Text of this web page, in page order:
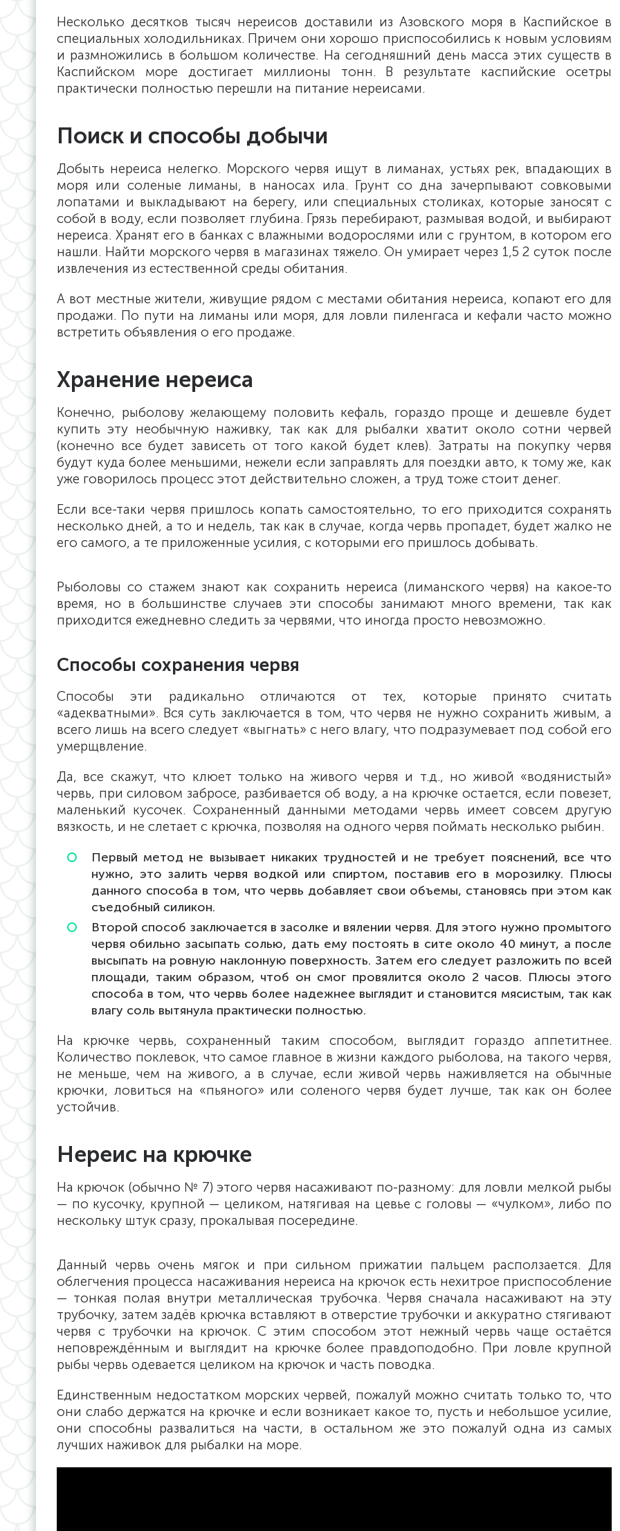
Несколько десятков тысяч нереисов доставили из Азовского моря в Каспийское в
специальных холодильниках. Причем они хорошо приспособились к новым условиям
и размножились в большом количестве. На сегодняшний день масса этих существ в
Каспийском море достигает миллионы тонн. В результате каспийские осетры
практически полностью перешли на питание нереисами.
Поиск и способы добычи
Добыть нереиса нелегко. Морского червя ищут в лиманах, устьях рек, впадающих в
моря или соленые лиманы, в наносах ила. Грунт со дна зачерпывают совковыми
лопатами и выкладывают на берегу, или специальных столиках, которые заносят с
собой в воду, если позволяет глубина. Грязь перебирают, размывая водой, и выбирают
нереиса. Хранят его в банках с влажными водорослями или с грунтом, в котором его
нашли. Найти морского червя в магазинах тяжело. Он умирает через 1,5 2 суток после
извлечения из естественной среды обитания.
А вот местные жители, живущие рядом с местами обитания нереиса, копают его для
продажи. По пути на лиманы или моря, для ловли пиленгаса и кефали часто можно
встретить объявления о его продаже.
Хранение нереиса
Конечно, рыболову желающему половить кефаль, гораздо проще и дешевле будет
купить эту необычную наживку, так как для рыбалки хватит около сотни червей
(конечно все будет зависеть от того какой будет клев). Затраты на покупку червя
будут куда более меньшими, нежели если заправлять для поездки авто, к тому же, как
уже говорилось процесс этот действительно сложен, а труд тоже стоит денег.
Если все-таки червя пришлось копать самостоятельно, то его приходится сохранять
несколько дней, а то и недель, так как в случае, когда червь пропадет, будет жалко не
его самого, а те приложенные усилия, с которыми его пришлось добывать.
Рыболовы со стажем знают как сохранить нереиса (лиманского червя) на какое-то
время, но в большинстве случаев эти способы занимают много времени, так как
приходится ежедневно следить за червями, что иногда просто невозможно.
Способы сохранения червя
Способы эти радикально отличаются от тех, которые принято считать
«адекватными». Вся суть заключается в том, что червя не нужно сохранить живым, а
всего лишь на всего следует «выгнать» с него влагу, что подразумевает под собой его
умерщвление.
Да, все скажут, что клюет только на живого червя и т.д., но живой «водянистый»
червь, при силовом забросе, разбивается об воду, а на крючке остается, если повезет,
маленький кусочек. Сохраненный данными методами червь имеет совсем другую
вязкость, и не слетает с крючка, позволяя на одного червя поймать несколько рыбин.
Первый метод не вызывает никаких трудностей и не требует пояснений, все что
нужно, это залить червя водкой или спиртом, поставив его в морозилку. Плюсы
данного способа в том, что червь добавляет свои объемы, становясь при этом как
съедобный силикон.
Второй способ заключается в засолке и вялении червя. Для этого нужно промытого
червя обильно засыпать солью, дать ему постоять в сите около 40 минут, а после
высыпать на ровную наклонную поверхность. Затем его следует разложить по всей
площади, таким образом, чтоб он смог провялится около 2 часов. Плюсы этого
способа в том, что червь более надежнее выглядит и становится мясистым, так как
влагу соль вытянула практически полностью.
На крючке червь, сохраненный таким способом, выглядит гораздо аппетитнее.
Количество поклевок, что самое главное в жизни каждого рыболова, на такого червя,
не меньше, чем на живого, а в случае, если живой червь наживляется на обычные
крючки, ловиться на «пьяного» или соленого червя будет лучше, так как он более
устойчив.
Нереис на крючке
На крючок (обычно № 7) этого червя насаживают по-разному: для ловли мелкой рыбы
— по кусочку, крупной — целиком, натягивая на цевье с головы — «чулком», либо по
нескольку штук сразу, прокалывая посередине.
Данный червь очень мягок и при сильном прижатии пальцем расползается. Для
облегчения процесса насаживания нереиса на крючок есть нехитрое приспособление
— тонкая полая внутри металлическая трубочка. Червя сначала насаживают на эту
трубочку, затем задёв крючка вставляют в отверстие трубочки и аккуратно стягивают
червя с трубочки на крючок. С этим способом этот нежный червь чаще остаётся
неповреждённым и выглядит на крючке более правдоподобно. При ловле крупной
рыбы червь одевается целиком на крючок и часть поводка.
Единственным недостатком морских червей, пожалуй можно считать только то, что
они слабо держатся на крючке и если возникает какое то, пусть и небольшое усилие,
они способны развалиться на части, в остальном же это пожалуй одна из самых
лучших наживок для рыбалки на море.